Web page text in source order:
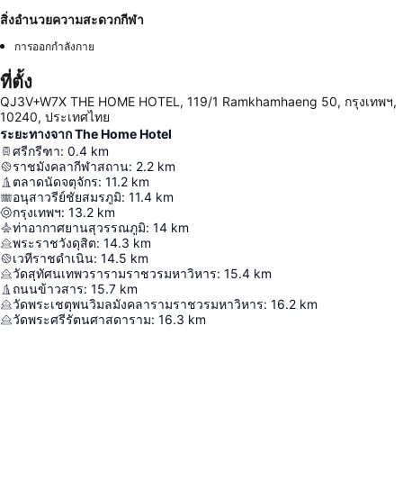
สิ่งอำนวยความสะดวกกีฬา
การออกกำลังกาย
ที่ตั้ง
QJ3V+W7X THE HOME HOTEL, 119/1 Ramkhamhaeng 50, กรุงเทพฯ,
10240, ประเทศไทย
ระยะทางจาก The Home Hotel
ศรีกรีฑา: 0.4 km
ราชมังคลากีฬาสถาน: 2.2 km
ตลาดนัดจตุจักร: 11.2 km
อนุสาวรีย์ชัยสมรภูมิ: 11.4 km
กรุงเทพฯ: 13.2 km
ท่าอากาศยานสุวรรณภูมิ: 14 km
พระราชวังดุสิต: 14.3 km
เวทีราชดำเนิน: 14.5 km
วัดสุทัศนเทพวรารามราชวรมหาวิหาร: 15.4 km
ถนนข้าวสาร: 15.7 km
วัดพระเชตุพนวิมลมังคลารามราชวรมหาวิหาร: 16.2 km
วัดพระศรีรัตนศาสดาราม: 16.3 km